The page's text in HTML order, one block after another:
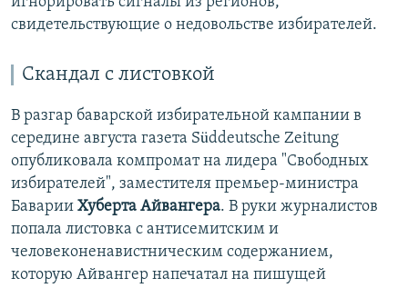
свидетельствующие о недовольстве избирателей.
Скандал с листовкой
В разгар баварской избирательной кампании в
середине августа газета Süddeutsche Zeitung
опубликовала компромат на лидера "Свободных
избирателей", заместителя премьер-министра
Баварии Хуберта Айвангера. В руки журналистов
попала листовка с антисемитским и
человеконенавистническим содержанием,
которую Айвангер напечатал на пишущей